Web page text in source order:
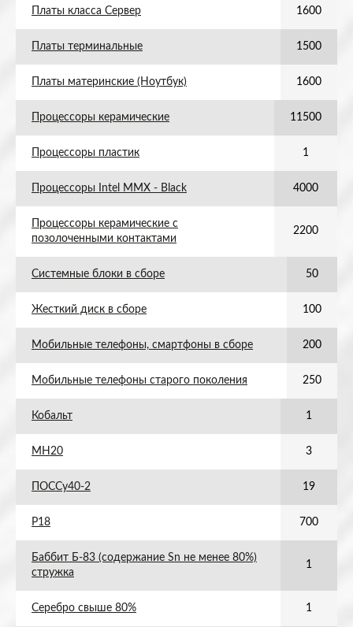
Платы класса Сервер 1600
Платы терминальные 1500
Платы материнские (Ноутбук) 1600
Процессоры керамические 11500
Процессоры пластик 1
Процессоры Intel MMX - Black 4000
Процессоры керамические с
позолоченными контактами
2200
Системные блоки в сборе 50
Жесткий диск в сборе 100
Мобильные телефоны, смартфоны в сборе 200
Мобильные телефоны старого поколения 250
Кобальт 1
МН20 3
ПОССу40-2 19
Р18 700
Баббит Б-83 (содержание Sn не менее 80%)
стружка
1
Серебро свыше 80% 1